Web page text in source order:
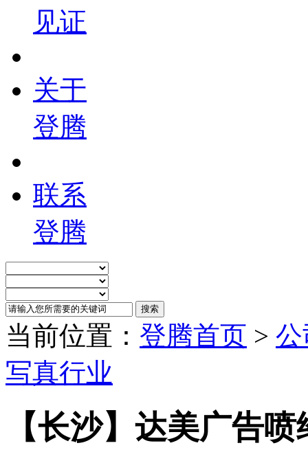
见证
关于
登腾
联系
登腾
当前位置： 登腾首页 >
写真行业
【长沙】达美广告